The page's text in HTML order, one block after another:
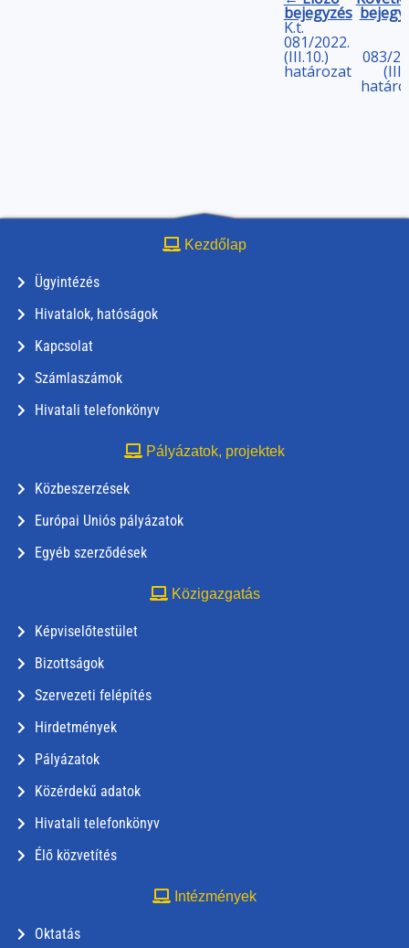
bejegyzés
K.t.
081/2022.
(III.10.)
határozat
083/
Kezdőlap
Ügyintézés
Hivatalok, hatóságok
Kapcsolat
Számlaszámok
Hivatali telefonkönyv
Pályázatok, projektek
Közbeszerzések
Európai Uniós pályázatok
Egyéb szerződések
Közigazgatás
Képviselőtestület
Bizottságok
Szervezeti felépítés
Hirdetmények
Pályázatok
Közérdekű adatok
Hivatali telefonkönyv
Élő közvetítés
Intézmények
Oktatás